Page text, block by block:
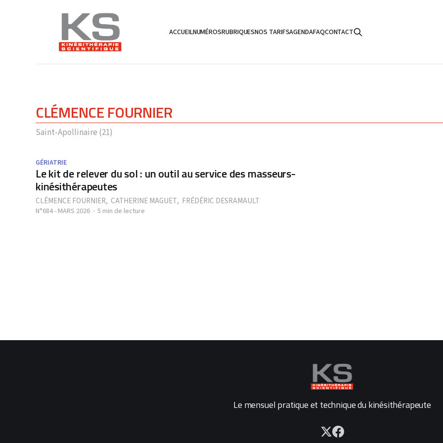
ACCUEILNUMÉROSRUBRIQUESNOS TARIFSAGENDAFAQCONTACT
CLÉMENCE FOURNIER
Saint-Apollinaire (21)
GÉRIATRIE
Le kit de relever du sol : un outil au service des masseurs-
kinésithérapeutes
CLÉMENCE FOURNIER, CATHERINE MAGUET, FRÉDÉRIC DESRAMAULT
N°684 - MARS 2026 5 min de lecture
Le mensuel pratique et technique du kinésithérapeute